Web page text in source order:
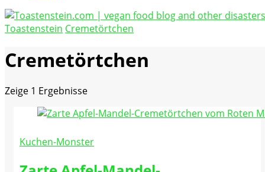
Toastenstein.com
Toastenstein Cremetörtchen
Cremetörtchen
Zeige 1 Ergebnisse
Kuchen-Monster